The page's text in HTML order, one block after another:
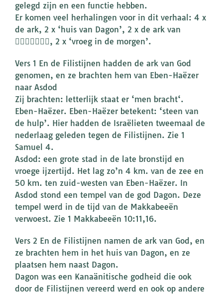
gelegd zijn en een functie hebben.
Er komen veel herhalingen voor in dit verhaal: 4 x
de ark, 2 x ‘huis van Dagon’, 2 x de ark van
, 2 x ‘vroeg in de morgen’.
Vers 1 En de Filistijnen hadden de ark van God
genomen, en ze brachten hem van Eben-Haëzer
naar Asdod
Zij brachten: letterlijk staat er ‘men bracht‘.
Eben-Haëzer. Eben-Haëzer betekent: ‘steen van
de hulp’. Hier hadden de Israëlieten tweemaal de
nederlaag geleden tegen de Filistijnen. Zie 1
Samuel 4.
Asdod: een grote stad in de late bronstijd en
vroege ijzertijd. Het lag zo’n 4 km. van de zee en
50 km. ten zuid-westen van Eben-Haëzer. In
Asdod stond een tempel van de god Dagon. Deze
tempel werd in de tijd van de Makkabeeën
verwoest. Zie 1 Makkabeeën 10:11,16.
Vers 2 En de Filistijnen namen de ark van God, en
ze brachten hem in het huis van Dagon, en ze
plaatsen hem naast Dagon.
Dagon was een Kanaänitische godheid die ook
door de Filistijnen vereerd werd en ook op andere